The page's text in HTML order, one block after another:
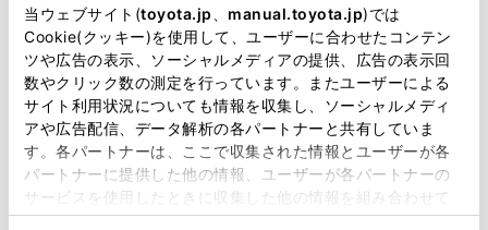
当ウェブサイト(toyota.jp manual.toyota.jp)では
Cookie(クッキー)を使用して、ユーザーに合わせたコンテン
ツや広告の表示、ソーシャルメディアの提供、広告の表示回
数やクリック数の測定を行っています。またユーザーによる
サイト利用状況についても情報を収集し、ソーシャルメディ
アや広告配信、データ解析の各パートナーと共有していま
す。各パートナーは、ここで収集された情報とユーザーが各
パートナーに提供した他の情報、ユーザーが各パートナーの
サービスを使用したときに収集した他の情報を組み合わせて
使用することがあります。当ウェブサイトの使用を続行する
エンジンタイプ ガソリン
駆動方式 4WD
試乗予約